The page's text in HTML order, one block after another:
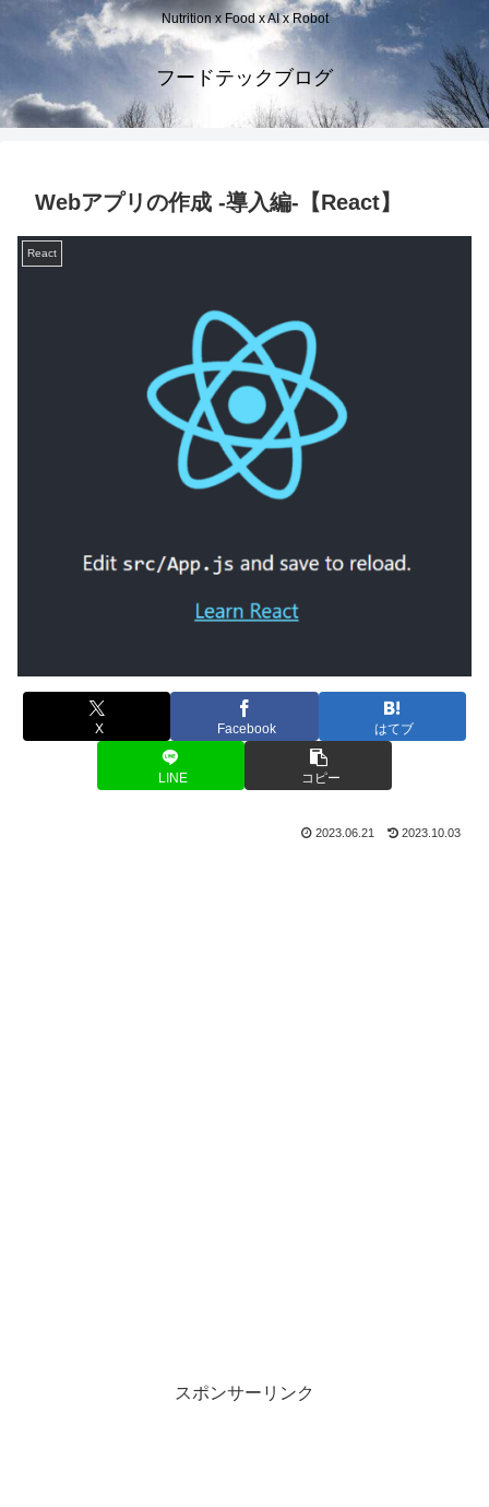
Nutrition x Food x AI x Robot
フードテックブログ
Webアプリの作成 -導入編-【React】
React
X Facebook はてブ
LINE コピー
2023.06.21 2023.10.03
スポンサーリンク